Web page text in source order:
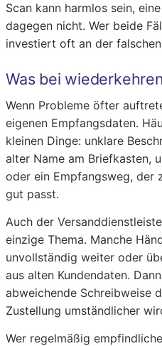
Scan kann harmlos sein,
dagegen nicht. Wer beide
investiert oft an der
Was bei
Wenn Probleme öfter
eigenen Empfangsdaten.
kleinen Dinge: unklare
alter Name am Briefkasten,
oder ein Empfangsweg, der
gut passt.
Auch der
einzige Thema. Manche
unvollständig weiter oder
aus alten Kundendaten.
abweichende Schreibweise
Zustellung umständlicher
Wer regelmäßig